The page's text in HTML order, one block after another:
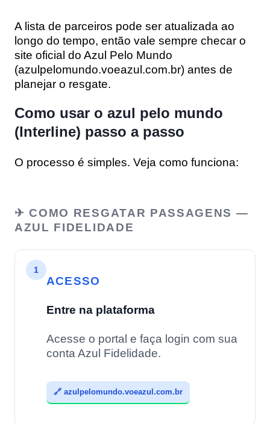
A lista de parceiros pode ser atualizada ao
longo do tempo, então vale sempre checar o
site oficial do Azul Pelo Mundo
(azulpelomundo.voeazul.com.br) antes de
planejar o resgate.
Como usar o azul pelo mundo
(Interline) passo a passo
O processo é simples. Veja como funciona:
✈ COMO RESGATAR PASSAGENS —
AZUL FIDELIDADE
1
ACESSO
Entre na plataforma
Acesse o portal e faça login com sua
conta Azul Fidelidade.
🔗 azulpelomundo.voeazul.com.br